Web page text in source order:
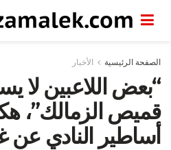
الصفحة الرئيسية الأخبار
“بعض اللاعبين لا
قميص الزمالك”،
أساطير النادي عن